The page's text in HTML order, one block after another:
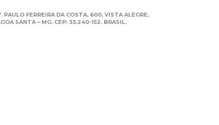
PAULO FERREIRA DA COSTA, 600, VISTA ALEGRE,
SANTA – MG. CEP: 33.240-152. BRASIL.